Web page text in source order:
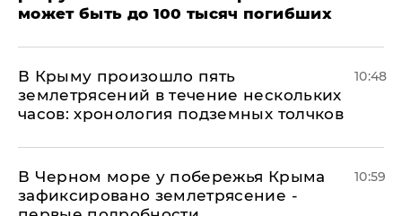
может быть до 100 тысяч погибших
В Крыму произошло пять
землетрясений в течение нескольких
часов: хронология подземных толчков
10:48
В Черном море у побережья Крыма
зафиксировано землетрясение -
10:59